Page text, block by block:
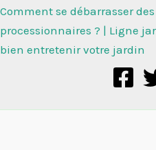
Comment se débarrasser
processionnaires ? | Ligne
bien entretenir votre jardin